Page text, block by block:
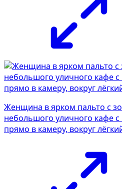
Женщина в ярком пальто с
небольшого уличного кафе
прямо в камеру, вокруг